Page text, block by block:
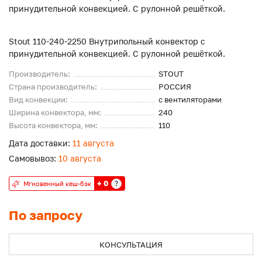
Stout 110-240-2250 Внутрипольный конвектор с
принудительной конвекцией. С рулонной решёткой.
Производитель:
STOUT
Страна производитель:
РОССИЯ
Вид конвекции:
с вентиляторами
Ширина конвектора, мм:
240
Высота конвектора, мм:
110
По запросу
Дата доставки: 11 августа
Самовывоз: 10 августа
Мгновенный кеш-бэк + 0 ?
КОНСУЛЬТАЦИЯ